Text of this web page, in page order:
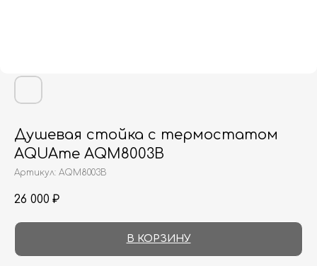
Душевая стойка с термостатом
AQUAme AQM8003B
Артикул: AQM8003B
26 000 ₽
В КОРЗИНУ